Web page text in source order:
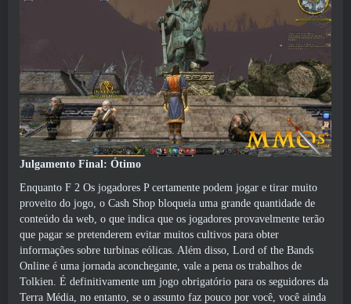
Julgamento Final: Ótimo
Enquanto F 2 Os jogadores P certamente podem jogar e tirar muito
proveito do jogo, o Cash Shop bloqueia uma grande quantidade de
conteúdo da web, o que indica que os jogadores provavelmente terão
que pagar se pretenderem evitar muitos cultivos para obter
informações sobre turbinas eólicas. Além disso, Lord of the Bands
Online é uma jornada aconchegante, vale a pena os trabalhos de
Tolkien. É definitivamente um jogo obrigatório para os seguidores da
Terra Média, no entanto, se o assunto faz pouco por você, você ainda